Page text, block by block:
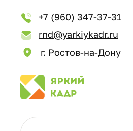
+7 (960) 347-37-31
rnd@yarkiykadr.ru
г. Ростов-на-Дону